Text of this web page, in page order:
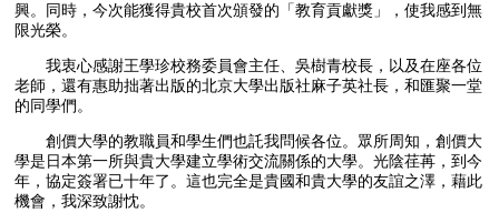
興。同時，今次能獲得貴校首次頒發的「教育貢獻獎」，使我感到無
限光榮。
我衷心感謝王學珍校務委員會主任、吳樹青校長，以及在座各位
老師，還有惠助拙著出版的北京大學出版社麻子英社長，和匯聚一堂
的同學們。
創價大學的教職員和學生們也託我問候各位。眾所周知，創價大
學是日本第一所與貴大學建立學術交流關係的大學。光陰荏苒，到今
年，協定簽署已十年了。這也完全是貴國和貴大學的友誼之澤，藉此
機會，我深致謝忱。